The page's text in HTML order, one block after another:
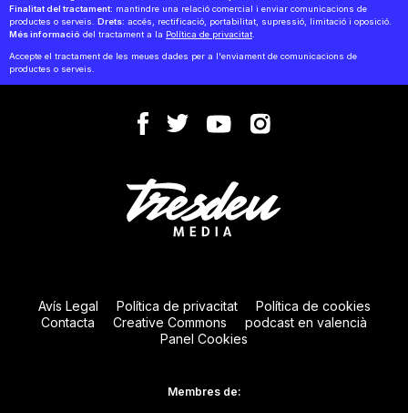
Finalitat del tractament: mantindre una relació comercial i enviar comunicacions de
productes o serveis. Drets: accés, rectificació, portabilitat, supressió, limitació i oposició.
Més informació del tractament a la Política de privacitat
Accepte el tractament de les meues dades per a l'enviament de comunicacions de
productes o serveis.
Avís Legal Política de privacitat
Política de cookies
Contacta
Creative Commons
podcast en valencià
Panel Cookies
Membres de: